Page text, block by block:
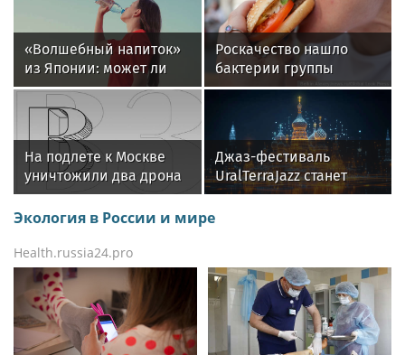
«Волшебный напиток»
из Японии: может ли
вода с рисовыми
отрубями помочь
похудеть
Роскачество нашло
бактерии группы
кишечных палочек в
бургерах пяти
компаний
На подлете к Москве
уничтожили два дрона
Джаз-фестиваль
UralTerraJazz станет
центром 358-летия
Камышлова
Экология в России и мире
Health.russia24.pro